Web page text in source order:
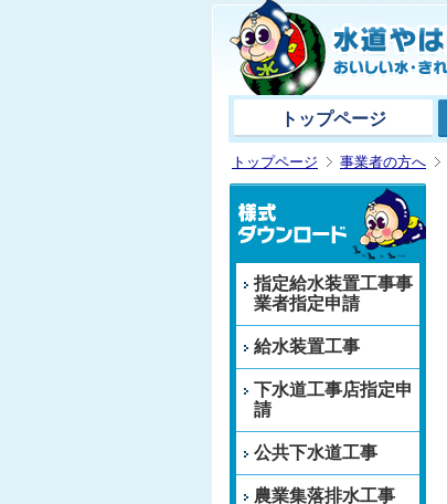
トップページ
トップページ 事業者の方へ
指定給水装置工事事
業者指定申請
給水装置工事
下水道工事店指定申
請
公共下水道工事
農業集落排水工事